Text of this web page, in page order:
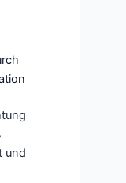
und